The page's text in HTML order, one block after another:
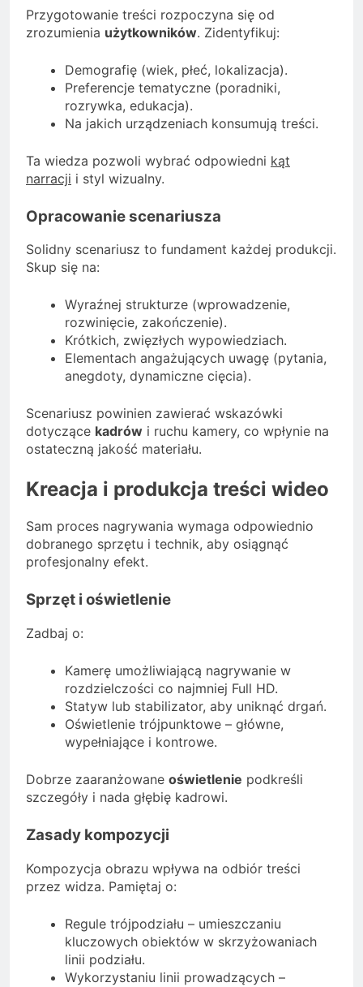
Przygotowanie treści rozpoczyna się od
zrozumienia użytkowników. Zidentyfikuj:
Demografię (wiek, płeć, lokalizacja).
Preferencje tematyczne (poradniki,
rozrywka, edukacja).
Na jakich urządzeniach konsumują treści.
Ta wiedza pozwoli wybrać odpowiedni kąt
narracji i styl wizualny.
Opracowanie scenariusza
Solidny scenariusz to fundament każdej produkcji.
Skup się na:
Wyraźnej strukturze (wprowadzenie,
rozwinięcie, zakończenie).
Krótkich, zwięzłych wypowiedziach.
Elementach angażujących uwagę (pytania,
anegdoty, dynamiczne cięcia).
Scenariusz powinien zawierać wskazówki
dotyczące kadrów i ruchu kamery, co wpłynie na
ostateczną jakość materiału.
Kreacja i produkcja treści wideo
Sam proces nagrywania wymaga odpowiednio
dobranego sprzętu i technik, aby osiągnąć
profesjonalny efekt.
Sprzęt i oświetlenie
Zadbaj o:
Kamerę umożliwiającą nagrywanie w
rozdzielczości co najmniej Full HD.
Statyw lub stabilizator, aby uniknąć drgań.
Oświetlenie trójpunktowe – główne,
wypełniające i kontrowe.
Dobrze zaaranżowane oświetlenie podkreśli
szczegóły i nada głębię kadrowi.
Zasady kompozycji
Kompozycja obrazu wpływa na odbiór treści
przez widza. Pamiętaj o:
Regule trójpodziału – umieszczaniu
kluczowych obiektów w skrzyżowaniach
linii podziału.
Wykorzystaniu linii prowadzących –